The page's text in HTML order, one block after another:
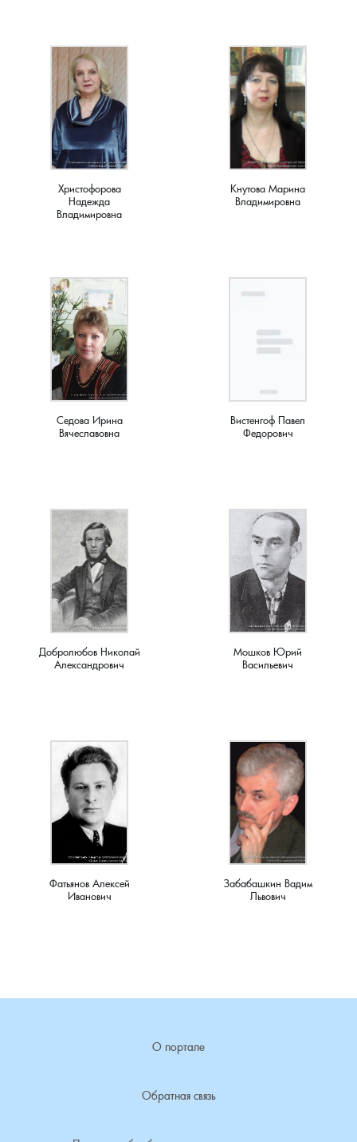
Христофорова
Надежда
Владимировна
Кнутова Марина
Владимировна
Седова Ирина
Вячеславовна
Вистенгоф Павел
Федорович
Добролюбов Николай
Александрович
Мошков Юрий
Васильевич
Фатьянов Алексей
Иванович
Забабашкин Вадим
Львович
О портале
Обратная связь